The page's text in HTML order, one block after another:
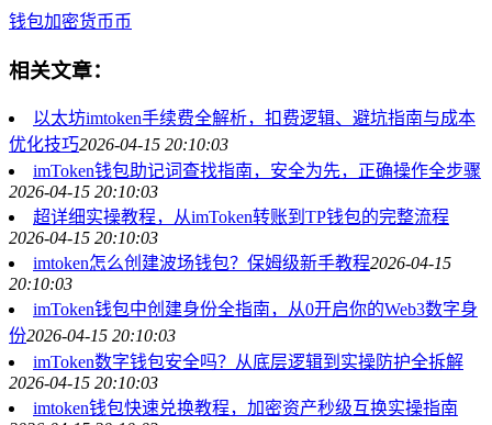
钱包加密货币币
相关文章：
以太坊imtoken手续费全解析，扣费逻辑、避坑指南与成本
优化技巧2026-04-15 20:10:03
imToken钱包助记词查找指南，安全为先，正确操作全步骤
2026-04-15 20:10:03
超详细实操教程，从imToken转账到TP钱包的完整流程
2026-04-15 20:10:03
imtoken怎么创建波场钱包？保姆级新手教程2026-04-15
20:10:03
imToken钱包中创建身份全指南，从0开启你的Web3数字身
份2026-04-15 20:10:03
imToken数字钱包安全吗？从底层逻辑到实操防护全拆解
2026-04-15 20:10:03
imtoken钱包快速兑换教程，加密资产秒级互换实操指南